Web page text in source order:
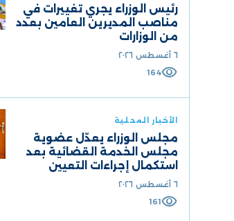
رئيس الوزراء يجري تغييرات في
مناصب المديرين العامين بعدد
من الوزارات
٦ أغسطس ٢٠٢٦
visibility
164
الأخبار المحلية
مجلس الوزراء يعدّل عضوية
مجلس الخدمة القضائية بعد
استكمال إجراءات التعيين
٦ أغسطس ٢٠٢٦
visibility
161